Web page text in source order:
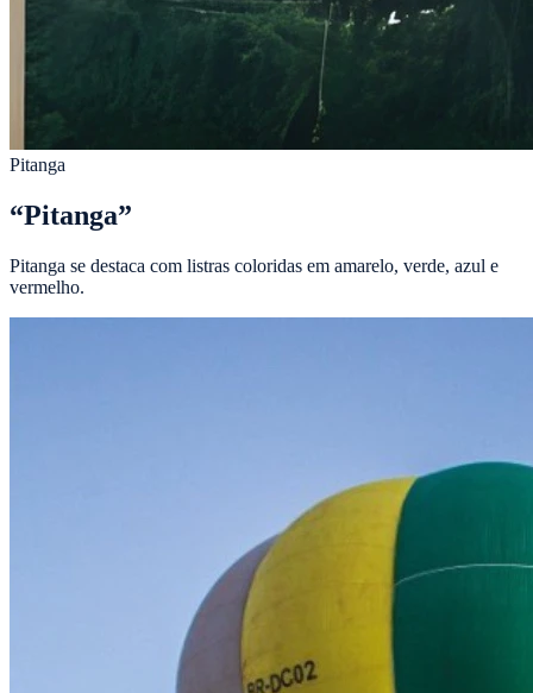
Pitanga
“Pitanga”
Pitanga se destaca com listras coloridas em amarelo, verde, azul e
vermelho.